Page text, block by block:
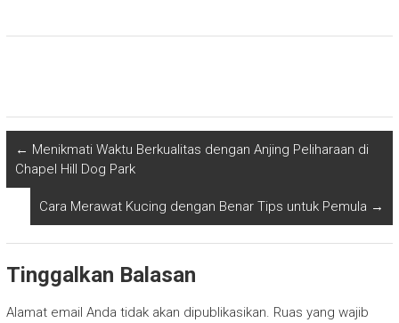
← Menikmati Waktu Berkualitas dengan Anjing Peliharaan di
Chapel Hill Dog Park
Cara Merawat Kucing dengan Benar Tips untuk Pemula →
Tinggalkan Balasan
Alamat email Anda tidak akan dipublikasikan. Ruas yang wajib